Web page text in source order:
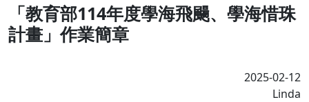
「教育部114年度學海飛颺、學海惜珠
計畫」作業簡章
2025-02-12
Linda